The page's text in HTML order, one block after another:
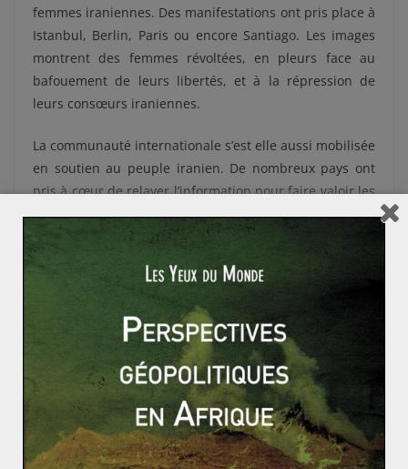
femmes iraniennes. Des manifestations ont pris place à
Istanbul, Berlin, Paris ou encore Santiago. Les images
montrent des femmes révoltées, en pleurs face au
bafouement de leurs libertés, et à la répression de
leurs consœurs iraniennes.
La communauté internationale s’est elle aussi mobilisée
en soutien au peuple iranien. De nombreux pays ont
pris à cœur de relayer l’information pour faire valoir les
revendications iraniennes mises sous silence. Plusieurs
chefs d’état se sont également exprimés sur les droits
de la femme. Le président américain Joe Biden a dit
soutenir les « femmes courageuses d’Iran ». Grâce à
cette solidarité mondiale, les droits de la femme sont
mis au-devant de la scène.
Un tournant historique pour le droit des
femmes ?
Ces manifestations en Iran pourraient bien marquer un
tournant historique. En effet, c’est la première fois